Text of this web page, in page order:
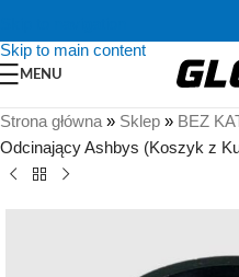
Skip to main content
MENU
Strona główna » Sklep » BEZ
Odcinający Ashbys (Koszyk z